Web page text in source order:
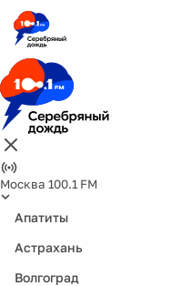
Москва 100.1 FM
Апатиты
Астрахань
Волгоград